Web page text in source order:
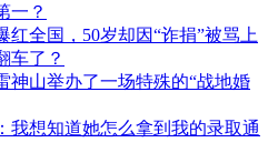
一？
红全国，50岁却因“诈捐”被骂上
车了？
神山举办了一场特殊的“战地婚
我想知道她怎么拿到我的录取通